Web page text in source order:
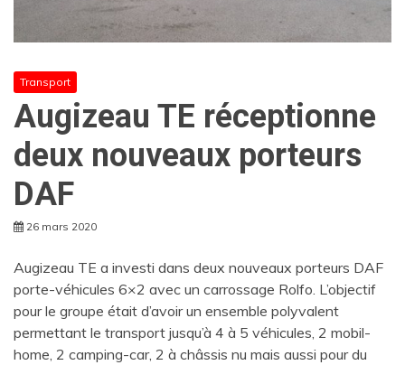
Transport
Augizeau TE réceptionne
deux nouveaux porteurs
DAF
26 mars 2020
Augizeau TE a investi dans deux nouveaux porteurs DAF
porte-véhicules 6×2 avec un carrossage Rolfo. L’objectif
pour le groupe était d’avoir un ensemble polyvalent
permettant le transport jusqu’à 4 à 5 véhicules, 2 mobil-
home, 2 camping-car, 2 à châssis nu mais aussi pour du